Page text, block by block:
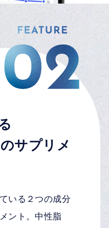
サプリメ
いる２つの成分
ント。中性脂